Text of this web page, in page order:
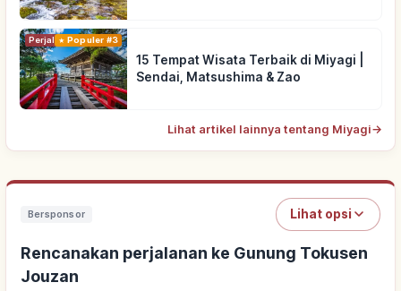
PerjalananPopuler #3
15 Tempat Wisata Terbaik di Miyagi |
Sendai, Matsushima & Zao
Lihat artikel lainnya tentang Miyagi→
Bersponsor Lihat opsi
Rencanakan perjalanan ke Gunung Tokusen
Jouzan